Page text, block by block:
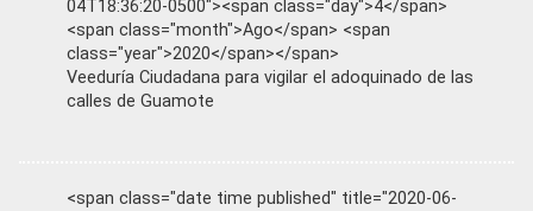
04T18:36:20-0500"><span class="day">4</span>
<span class="month">Ago</span> <span
class="year">2020</span></span>
Veeduría Ciudadana para vigilar el adoquinado de las
calles de Guamote
<span class="date time published" title="2020-06-